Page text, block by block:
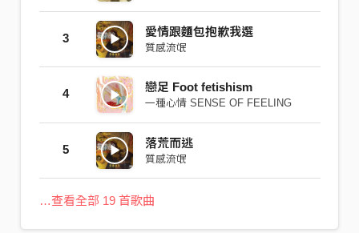
3 愛情跟麵包抱歉我選
質感流氓
4 戀足 Foot fetishism
一種心情 SENSE OF FEELING
5 落荒而逃
質感流氓
…查看全部 19 首歌曲